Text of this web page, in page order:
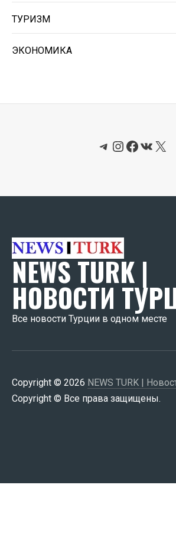
ТУРИЗМ
ЭКОНОМИКА
Telegram
Instagram
X
NEWS TURK |
НОВОСТИ
Все новости Турции в одном месте
Copyright © 2026 NEWS TURK |
Copyright © Все права защищены.